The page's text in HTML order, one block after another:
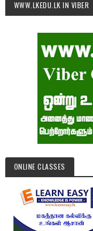
WWW.LKEDU.LK IN VIBER
ONLINE CLASSES